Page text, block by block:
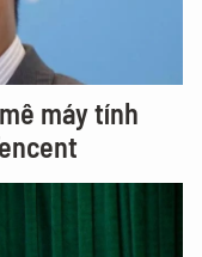
máy tính